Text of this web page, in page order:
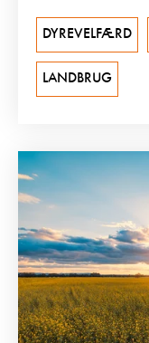
DYREVELFÆRD
LANDBRUG